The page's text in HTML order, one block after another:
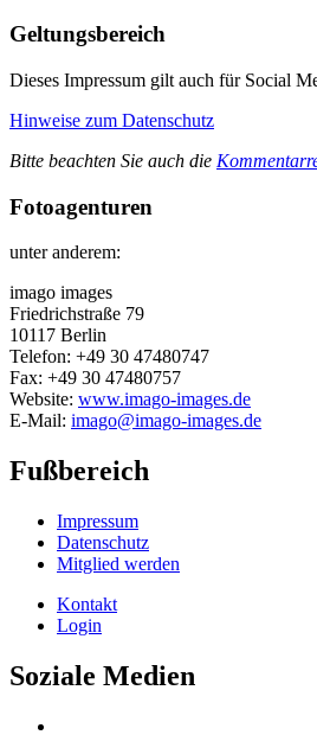
Geltungsbereich
Dieses Impressum gilt auch für Social
Hinweise zum Datenschutz
Bitte beachten Sie auch die
Fotoagenturen
unter anderem:
imago images
Friedrichstraße 79
10117 Berlin
Telefon: +49 30 47480747
Fax: +49 30 47480757
Website: www.imago-images.de
E-Mail: imago@imago-images.de
Fußbereich
Impressum
Datenschutz
Mitglied werden
Kontakt
Login
Soziale Medien